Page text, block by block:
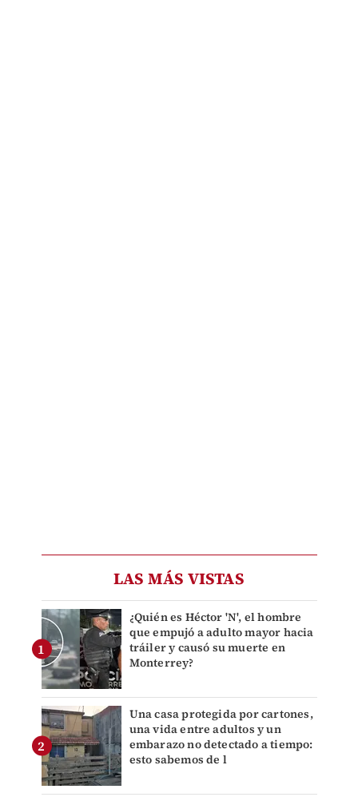
LAS MÁS VISTAS
¿Quién es Héctor 'N', el hombre
que empujó a adulto mayor hacia
tráiler y causó su muerte en
Monterrey?
Una casa protegida por cartones,
una vida entre adultos y un
embarazo no detectado a tiempo:
esto sabemos de l